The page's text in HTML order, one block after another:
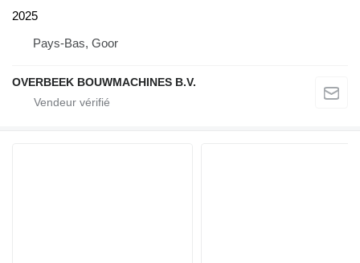
2025
Pays-Bas, Goor
OVERBEEK BOUWMACHINES B.V.